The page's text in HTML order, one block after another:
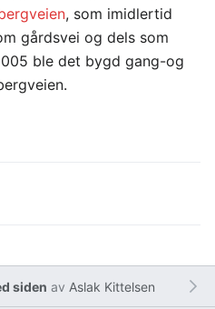
, som imidlertid
gårdsvei og dels som
ble det bygd gang-og
siden av Aslak Kittelsen